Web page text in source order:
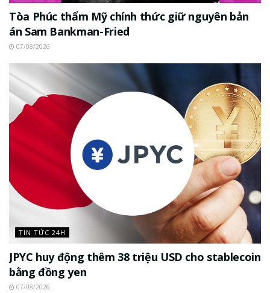
Tòa Phúc thẩm Mỹ chính thức giữ nguyên bản
án Sam Bankman-Fried
07/08/2026
TIN TỨC 24H
JPYC huy động thêm 38 triệu USD cho stablecoin
bằng đồng yen
07/08/2026